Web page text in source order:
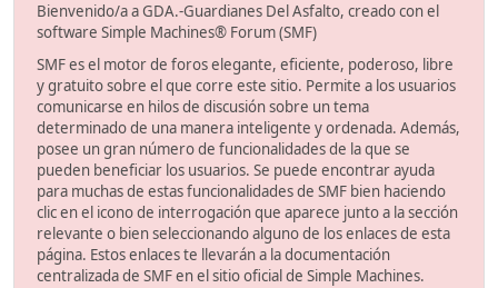
Bienvenido/a a GDA.-Guardianes Del Asfalto, creado con el
software Simple Machines® Forum (SMF)
SMF es el motor de foros elegante, eficiente, poderoso, libre
y gratuito sobre el que corre este sitio. Permite a los usuarios
comunicarse en hilos de discusión sobre un tema
determinado de una manera inteligente y ordenada. Además,
posee un gran número de funcionalidades de la que se
pueden beneficiar los usuarios. Se puede encontrar ayuda
para muchas de estas funcionalidades de SMF bien haciendo
clic en el icono de interrogación que aparece junto a la sección
relevante o bien seleccionando alguno de los enlaces de esta
página. Estos enlaces te llevarán a la documentación
centralizada de SMF en el sitio oficial de Simple Machines.